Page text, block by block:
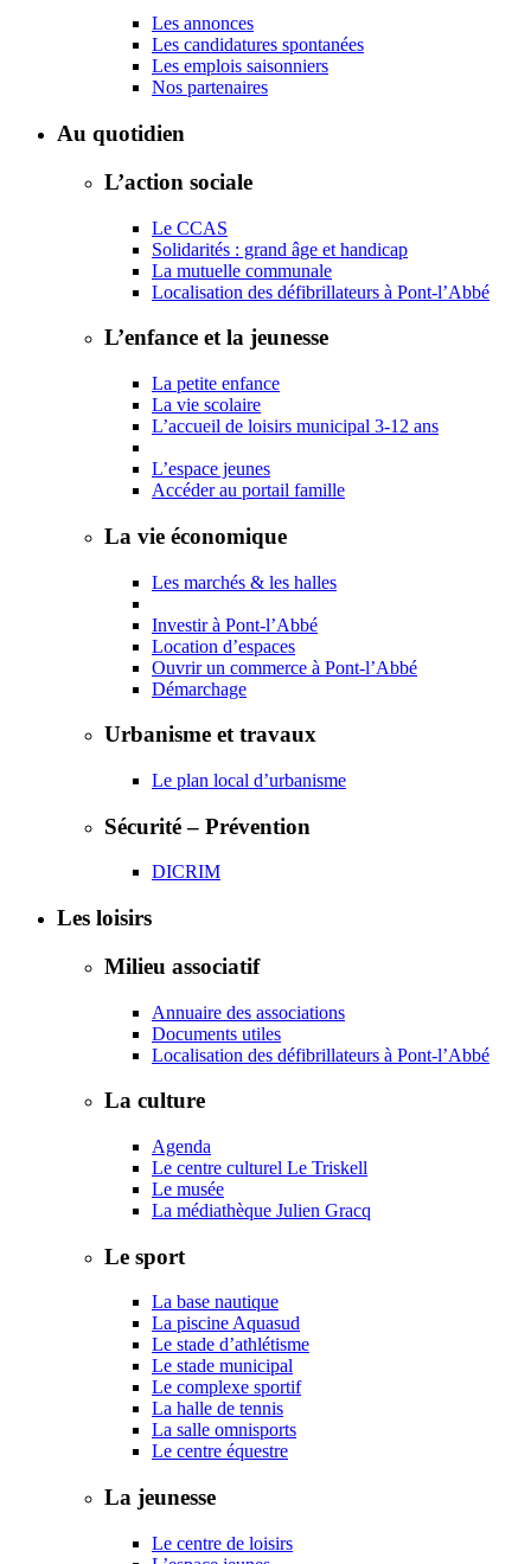
Les annonces
Les candidatures spontanées
Les emplois saisonniers
Nos partenaires
Au quotidien
L’action sociale
Le CCAS
Solidarités : grand âge et handicap
La mutuelle communale
Localisation des défibrillateurs à Pont-l’Abbé
L’enfance et la jeunesse
La petite enfance
La vie scolaire
L’accueil de loisirs municipal 3-12 ans
L’espace jeunes
Accéder au portail famille
La vie économique
Les marchés & les halles
Investir à Pont-l’Abbé
Location d’espaces
Ouvrir un commerce à Pont-l’Abbé
Démarchage
Urbanisme et travaux
Le plan local d’urbanisme
Sécurité – Prévention
DICRIM
Les loisirs
Milieu associatif
Annuaire des associations
Documents utiles
Localisation des défibrillateurs à Pont-l’Abbé
La culture
Agenda
Le centre culturel Le Triskell
Le musée
La médiathèque Julien Gracq
Le sport
La base nautique
La piscine Aquasud
Le stade d’athlétisme
Le stade municipal
Le complexe sportif
La halle de tennis
La salle omnisports
Le centre équestre
La jeunesse
Le centre de loisirs